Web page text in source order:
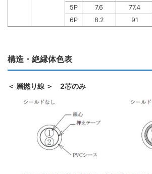
5P
7.6 77.4
6P
8.2 91
構造・絶縁体色表
＜ 層撚り線 ＞ 2芯のみ